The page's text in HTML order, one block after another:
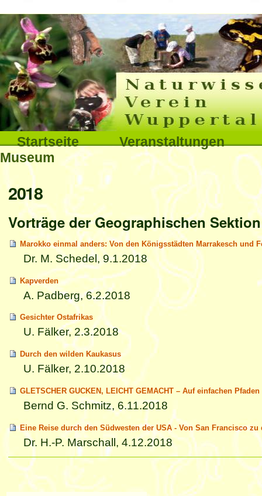
Direkt
zum
Inhalt
|
Direkt
zur
Navigation
Sektionen
Startseite
Veranstaltungen
Museum
Benutzerspezifische
Werkzeuge
Interna
2018
Vorträge der Geographischen
Marokko einmal anders: Von den Königsstädten Marrakesch und
Dr. M. Schedel, 9.1.2018
Kapverden
A. Padberg, 6.2.2018
Gesichter Ostafrikas
U. Fälker, 2.3.2018
Durch den wilden Kaukasus
U. Fälker, 2.10.2018
GLETSCHER GUCKEN, LEICHT GEMACHT – Auf einfachen
Bernd G. Schmitz, 6.11.2018
Eine Reise durch den Südwesten der USA - Von San Francisco zu
Dr. H.-P. Marschall, 4.12.2018
Artikelaktionen